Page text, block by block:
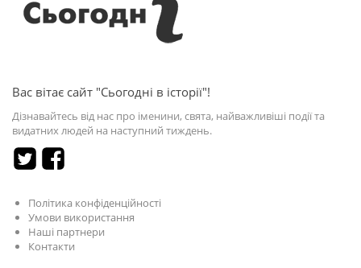
Вас вітає сайт "Сьогодні в історії"!
Дізнавайтесь від нас про іменини, свята, найважливіші події та
видатних людей на наступний тиждень.
Політика конфіденційності
Умови використання
Наші партнери
Контакти